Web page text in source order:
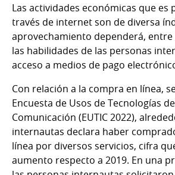
Las actividades económicas que es
través de internet son de diversa
aprovechamiento dependerá, entre
las habilidades de las personas
acceso a medios de pago
Con relación a la compra en línea,
Encuesta de Usos de Tecnologías
Comunicación (EUTIC 2022),
internautas declara haber
línea por diversos servicios, cifra
aumento respecto a 2019. En una